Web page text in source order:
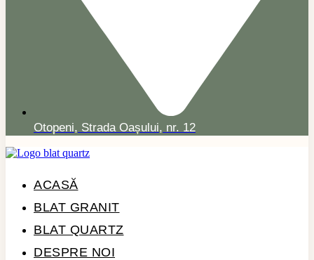
Otopeni, Strada Oașului, nr. 12
ACASĂ
BLAT GRANIT
BLAT QUARTZ
DESPRE NOI